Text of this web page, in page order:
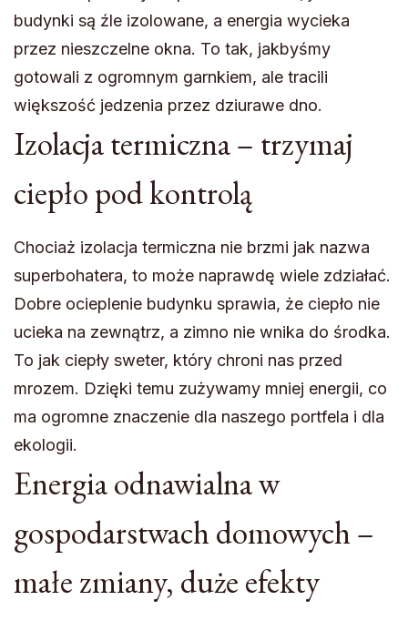
budynki są źle izolowane, a energia wycieka
przez nieszczelne okna. To tak, jakbyśmy
gotowali z ogromnym garnkiem, ale tracili
większość jedzenia przez dziurawe dno.
Izolacja termiczna – trzymaj
ciepło pod kontrolą
Chociaż izolacja termiczna nie brzmi jak nazwa
superbohatera, to może naprawdę wiele zdziałać.
Dobre ocieplenie budynku sprawia, że ciepło nie
ucieka na zewnątrz, a zimno nie wnika do środka.
To jak ciepły sweter, który chroni nas przed
mrozem. Dzięki temu zużywamy mniej energii, co
ma ogromne znaczenie dla naszego portfela i dla
ekologii.
Energia odnawialna w
gospodarstwach domowych –
małe zmiany, duże efekty